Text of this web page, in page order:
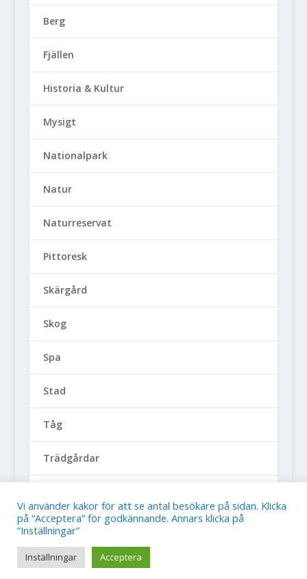
Berg
Fjällen
Historia & Kultur
Mysigt
Nationalpark
Natur
Naturreservat
Pittoresk
Skärgård
Skog
Spa
Stad
Tåg
Trädgårdar
Sverigeinspiration
Vi använder kakor för att se antal besökare på sidan. Klicka
på “Acceptera” för godkännande. Annars klicka på
“Inställningar”
Inställningar Acceptera